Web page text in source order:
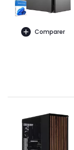
Comparer